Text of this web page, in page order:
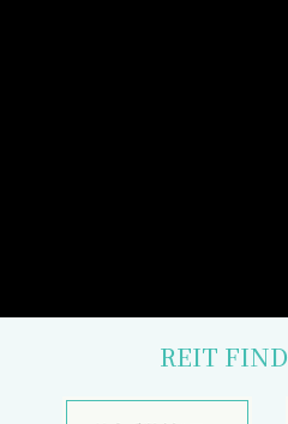
REIT FIND